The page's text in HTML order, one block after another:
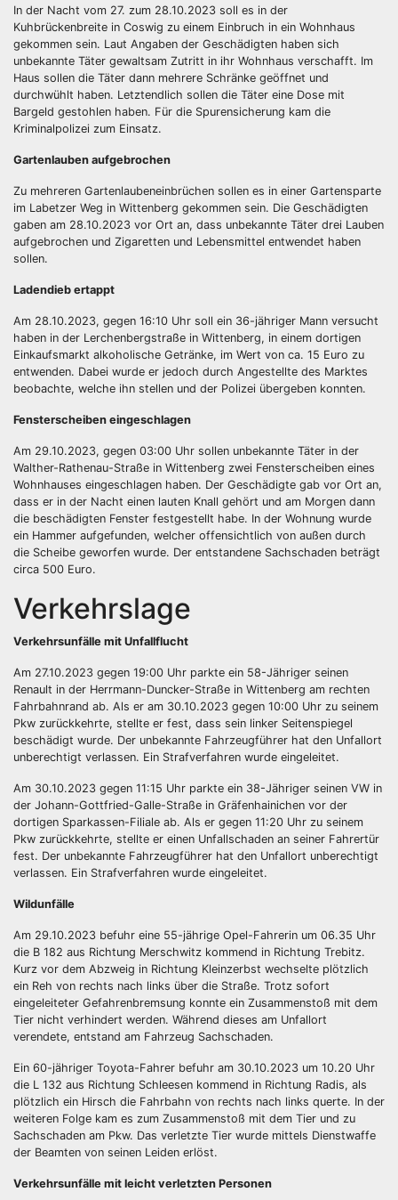
In der Nacht vom 27. zum 28.10.2023 soll es in der
Kuhbrückenbreite in Coswig zu einem Einbruch in ein Wohnhaus
gekommen sein. Laut Angaben der Geschädigten haben sich
unbekannte Täter gewaltsam Zutritt in ihr Wohnhaus verschafft. Im
Haus sollen die Täter dann mehrere Schränke geöffnet und
durchwühlt haben. Letztendlich sollen die Täter eine Dose mit
Bargeld gestohlen haben. Für die Spurensicherung kam die
Kriminalpolizei zum Einsatz.
Gartenlauben aufgebrochen
Zu mehreren Gartenlaubeneinbrüchen sollen es in einer Gartensparte
im Labetzer Weg in Wittenberg gekommen sein. Die Geschädigten
gaben am 28.10.2023 vor Ort an, dass unbekannte Täter drei Lauben
aufgebrochen und Zigaretten und Lebensmittel entwendet haben
sollen.
Ladendieb ertappt
Am 28.10.2023, gegen 16:10 Uhr soll ein 36-jähriger Mann versucht
haben in der Lerchenbergstraße in Wittenberg, in einem dortigen
Einkaufsmarkt alkoholische Getränke, im Wert von ca. 15 Euro zu
entwenden. Dabei wurde er jedoch durch Angestellte des Marktes
beobachte, welche ihn stellen und der Polizei übergeben konnten.
Fensterscheiben eingeschlagen
Am 29.10.2023, gegen 03:00 Uhr sollen unbekannte Täter in der
Walther-Rathenau-Straße in Wittenberg zwei Fensterscheiben eines
Wohnhauses eingeschlagen haben. Der Geschädigte gab vor Ort an,
dass er in der Nacht einen lauten Knall gehört und am Morgen dann
die beschädigten Fenster festgestellt habe. In der Wohnung wurde
ein Hammer aufgefunden, welcher offensichtlich von außen durch
die Scheibe geworfen wurde. Der entstandene Sachschaden beträgt
circa 500 Euro.
Verkehrslage
Verkehrsunfälle mit Unfallflucht
Am 27.10.2023 gegen 19:00 Uhr parkte ein 58-Jähriger seinen
Renault in der Herrmann-Duncker-Straße in Wittenberg am rechten
Fahrbahnrand ab. Als er am 30.10.2023 gegen 10:00 Uhr zu seinem
Pkw zurückkehrte, stellte er fest, dass sein linker Seitenspiegel
beschädigt wurde. Der unbekannte Fahrzeugführer hat den Unfallort
unberechtigt verlassen. Ein Strafverfahren wurde eingeleitet.
Am 30.10.2023 gegen 11:15 Uhr parkte ein 38-Jähriger seinen VW in
der Johann-Gottfried-Galle-Straße in Gräfenhainichen vor der
dortigen Sparkassen-Filiale ab. Als er gegen 11:20 Uhr zu seinem
Pkw zurückkehrte, stellte er einen Unfallschaden an seiner Fahrertür
fest. Der unbekannte Fahrzeugführer hat den Unfallort unberechtigt
verlassen. Ein Strafverfahren wurde eingeleitet.
Wildunfälle
Am 29.10.2023 befuhr eine 55-jährige Opel-Fahrerin um 06.35 Uhr
die B 182 aus Richtung Merschwitz kommend in Richtung Trebitz.
Kurz vor dem Abzweig in Richtung Kleinzerbst wechselte plötzlich
ein Reh von rechts nach links über die Straße. Trotz sofort
eingeleiteter Gefahrenbremsung konnte ein Zusammenstoß mit dem
Tier nicht verhindert werden. Während dieses am Unfallort
verendete, entstand am Fahrzeug Sachschaden.
Ein 60-jähriger Toyota-Fahrer befuhr am 30.10.2023 um 10.20 Uhr
die L 132 aus Richtung Schleesen kommend in Richtung Radis, als
plötzlich ein Hirsch die Fahrbahn von rechts nach links querte. In der
weiteren Folge kam es zum Zusammenstoß mit dem Tier und zu
Sachschaden am Pkw. Das verletzte Tier wurde mittels Dienstwaffe
der Beamten von seinen Leiden erlöst.
Verkehrsunfälle mit leicht verletzten Personen